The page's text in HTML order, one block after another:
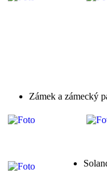
Zámek a zámecký